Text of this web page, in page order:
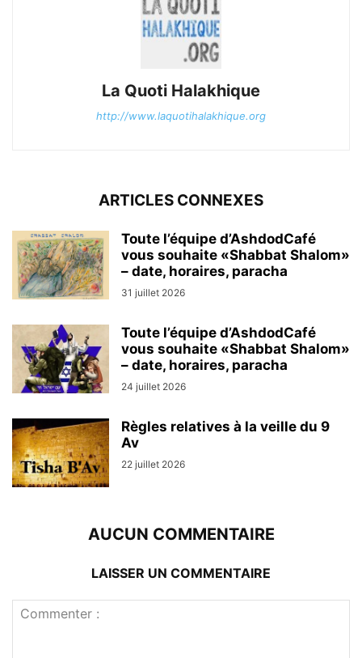
La Quoti Halakhique
http://www.laquotihalakhique.org
ARTICLES CONNEXES
Toute l’équipe d’AshdodCafé
vous souhaite «Shabbat Shalom»
– date, horaires, paracha
31 juillet 2026
Toute l’équipe d’AshdodCafé
vous souhaite «Shabbat Shalom»
– date, horaires, paracha
24 juillet 2026
Règles relatives à la veille du 9
Av
22 juillet 2026
AUCUN COMMENTAIRE
LAISSER UN COMMENTAIRE